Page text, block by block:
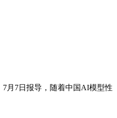
月7日报导，随着中国AI模型性